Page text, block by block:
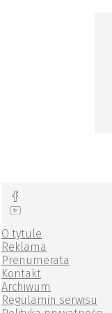
O tytule
Reklama
Prenumerata
Kontakt
Archiwum
Regulamin serwisu